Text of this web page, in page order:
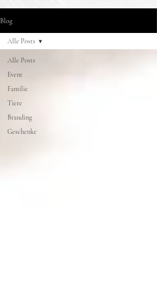
Blog
Alle Posts
Event
Familie
Tiere
Branding
Geschenke
Alle Posts